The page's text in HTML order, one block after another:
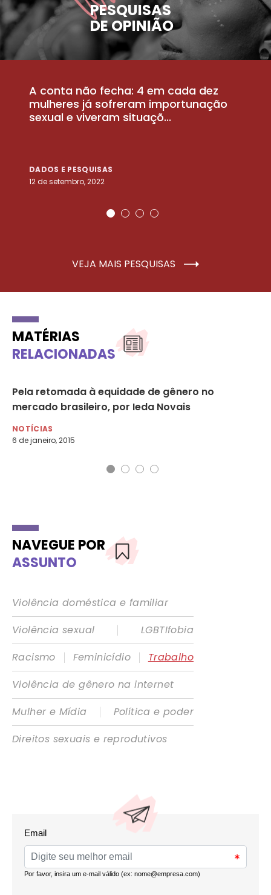
PESQUISAS
DE OPINIÃO
A conta não fecha: 4 em cada dez
mulheres já sofreram importunação
sexual e viveram situaçõ...
DADOS E PESQUISAS
12 de setembro, 2022
VEJA MAIS PESQUISAS
MATÉRIAS
RELACIONADAS
Pela retomada à equidade de gênero no
mercado brasileiro, por Ieda Novais
NOTÍCIAS
6 de janeiro, 2015
NAVEGUE POR
ASSUNTO
Violência doméstica e familiar
Violência sexual
|
LGBTIfobia
Racismo
| Feminicídio |
Trabalho
Violência de gênero na internet
Mulher e Mídia
|
Política e poder
Direitos sexuais e reprodutivos